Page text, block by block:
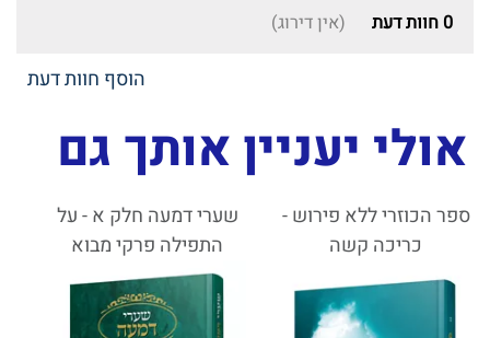
0 חוות דעת (אין דירוג)
הוסף חוות דעת
אולי יעניין אותך גם
ספר הכוזרי ללא פירוש -
כריכה קשה
שערי דמעה חלק א - על
התפילה פרקי מבוא